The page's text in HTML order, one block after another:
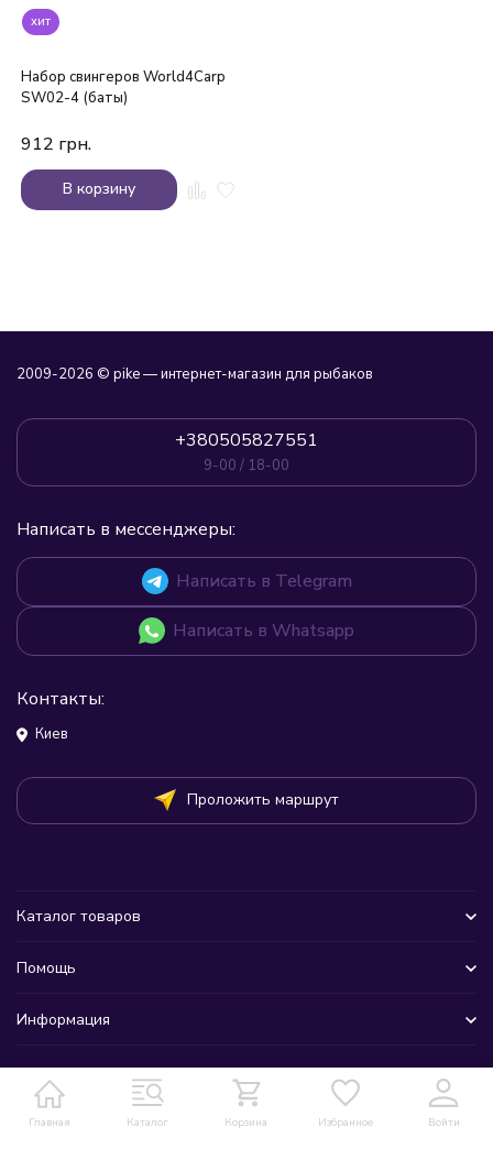
хит
Набор свингеров World4Carp
SW02-4 (баты)
912 грн.
В корзину
Главная Каталог Корзина Избранное Войти
2009-2026 © pike — интернет-магазин для рыбаков
+380505827551
9-00 / 18-00
Написать в мессенджеры:
Написать в Telegram
Написать в Whatsapp
Контакты:
Киев
Проложить маршрут
Каталог товаров
Помощь
Информация